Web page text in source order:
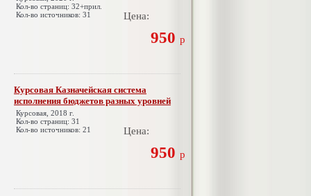
Кол-во страниц: 32+прил.
Кол-во источников: 31
Цена:
950 р
Курсовая Казначейская система
исполнения бюджетов разных уровней
Курсовая, 2018 г.
Кол-во страниц: 31
Кол-во источников: 21
Цена:
950 р